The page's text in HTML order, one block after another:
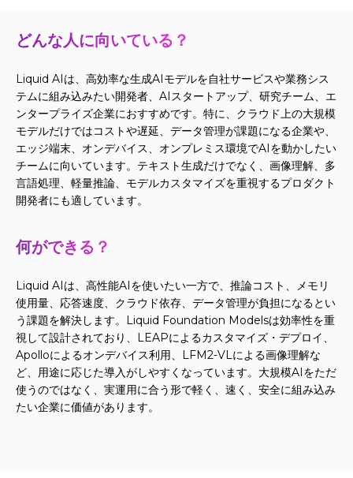
どんな人に向いている？
Liquid AIは、高効率な生成AIモデルを自社サービスや業務シス
テムに組み込みたい開発者、AIスタートアップ、研究チーム、エ
ンタープライズ企業におすすめです。特に、クラウド上の大規模
モデルだけではコストや遅延、データ管理が課題になる企業や、
エッジ端末、オンデバイス、オンプレミス環境でAIを動かしたい
チームに向いています。テキスト生成だけでなく、画像理解、多
言語処理、軽量推論、モデルカスタマイズを重視するプロダクト
開発者にも適しています。
何ができる？
Liquid AIは、高性能AIを使いたい一方で、推論コスト、メモリ
使用量、応答速度、クラウド依存、データ管理が負担になるとい
う課題を解決します。Liquid Foundation Modelsは効率性を重
視して設計されており、LEAPによるカスタマイズ・デプロイ、
Apolloによるオンデバイス利用、LFM2-VLによる画像理解な
ど、用途に応じた導入がしやすくなっています。大規模AIをただ
使うのではなく、実運用に合う形で軽く、速く、安全に組み込み
たい企業に価値があります。